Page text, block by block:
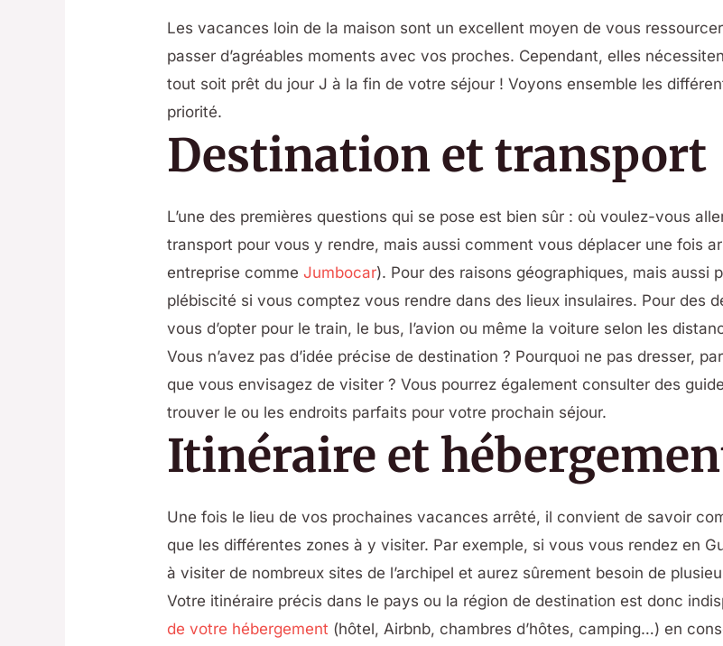
Les vacances loin de la maison sont un excellent moyen de vous
passer d’agréables moments avec vos proches. Cependant, elles
tout soit prêt du jour J à la fin de votre séjour ! Voyons ensemble les
priorité.
Destination et transport
L’une des premières questions qui se pose est bien sûr : où voulez-vous
transport pour vous y rendre, mais aussi comment vous déplacer une fois
entreprise commeJumbocar). Pour des raisons géographiques, mais aussi
plébiscité si vous comptez vous rendre dans des lieux insulaires. Pour des
vous d’opter pour le train, le bus, l’avion ou même la voiture selon les
Vous n’avez pas d’idée précise de destination ? Pourquoi ne pas dresser,
que vous envisagez de visiter ? Vous pourrez également consulter des
trouver le ou les endroits parfaits pour votre prochain séjour.
Itinéraire et
Une fois le lieu de vos prochaines vacances arrêté, il convient de savoir
que les différentes zones à y visiter. Par exemple, si vous vous rendez en
à visiter de nombreux sites de l’archipel et aurez sûrement besoin de
Votre itinéraire précis dans le pays ou la région de destination est donc
de votre hébergement (hôtel, Airbnb, chambres d’hôtes, camping…) en